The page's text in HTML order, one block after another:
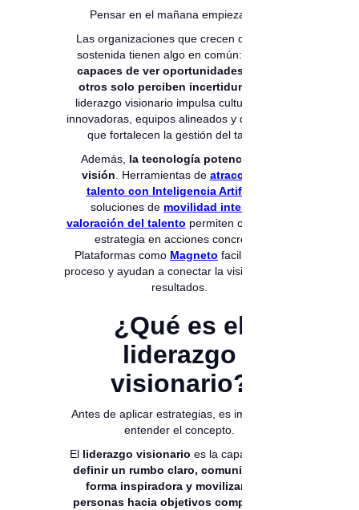
Pensar en el mañana empieza hoy.
Las organizaciones que crecen de forma
sostenida tienen algo en común:
capaces de ver oportunidades donde
otros solo perciben incertidumbre
liderazgo visionario impulsa culturas más
innovadoras, equipos alineados y decisiones
que fortalecen la gestión del talento.
Además, la tecnología potencia esta
visión . Herramientas de atracción de
talento con Inteligencia Artificial
soluciones de movilidad interna y
valoración del talento permiten convertir la
estrategia en acciones concretas.
Plataformas como Magneto facilitan este
proceso y ayudan a conectar la visión con los
resultados.
¿Qué es el
liderazgo
visionario?
Antes de aplicar estrategias, es importante
entender el concepto.
El liderazgo visionario es la capacidad de
definir un rumbo claro, comunicarlo de
forma inspiradora y movilizar a las
personas hacia objetivos compartidos